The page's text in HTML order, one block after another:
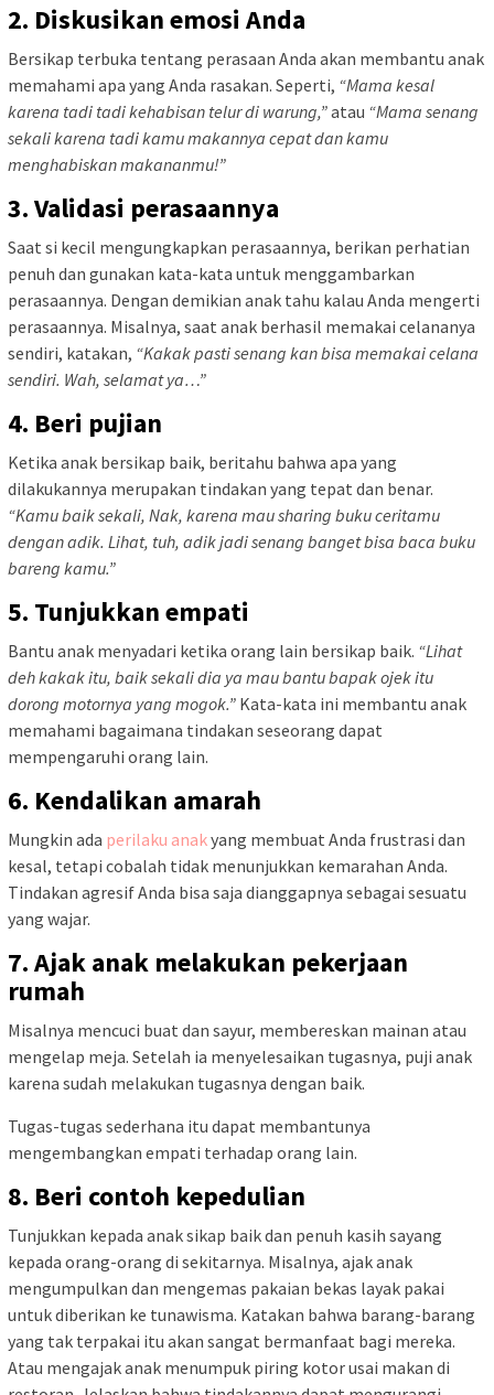
2. Diskusikan emosi Anda
Bersikap terbuka tentang perasaan Anda akan membantu anak
memahami apa yang Anda rasakan. Seperti, “Mama kesal
karena tadi tadi kehabisan telur di warung,”atau “Mama senang
sekali karena tadi kamu makannya cepat dan kamu
menghabiskan makananmu!”
3. Validasi perasaannya
Saat si kecil mengungkapkan perasaannya, berikan perhatian
penuh dan gunakan kata-kata untuk menggambarkan
perasaannya. Dengan demikian anak tahu kalau Anda mengerti
perasaannya. Misalnya, saat anak berhasil memakai celananya
sendiri, katakan, “Kakak pasti senang kan bisa memakai celana
sendiri. Wah, selamat ya…”
4. Beri pujian
Ketika anak bersikap baik, beritahu bahwa apa yang
dilakukannya merupakan tindakan yang tepat dan benar.
“Kamu baik sekali, Nak, karena mau sharing buku ceritamu
dengan adik. Lihat, tuh, adik jadi senang banget bisa baca buku
bareng kamu.”
5. Tunjukkan empati
Bantu anak menyadari ketika orang lain bersikap baik. “Lihat
deh kakak itu, baik sekali dia ya mau bantu bapak ojek itu
dorong motornya yang mogok.” Kata-kata ini membantu anak
memahami bagaimana tindakan seseorang dapat
mempengaruhi orang lain.
6. Kendalikan amarah
Mungkin ada perilaku anakyang membuat Anda frustrasi dan
kesal, tetapi cobalah tidak menunjukkan kemarahan Anda.
Tindakan agresif Anda bisa saja dianggapnya sebagai sesuatu
yang wajar.
7. Ajak anak melakukan pekerjaan
rumah
Misalnya mencuci buat dan sayur, membereskan mainan atau
mengelap meja. Setelah ia menyelesaikan tugasnya, puji anak
karena sudah melakukan tugasnya dengan baik.
Tugas-tugas sederhana itu dapat membantunya
mengembangkan empati terhadap orang lain.
8. Beri contoh kepedulian
Tunjukkan kepada anak sikap baik dan penuh kasih sayang
kepada orang-orang di sekitarnya. Misalnya, ajak anak
mengumpulkan dan mengemas pakaian bekas layak pakai
untuk diberikan ke tunawisma. Katakan bahwa barang-barang
yang tak terpakai itu akan sangat bermanfaat bagi mereka.
Atau mengajak anak menumpuk piring kotor usai makan di